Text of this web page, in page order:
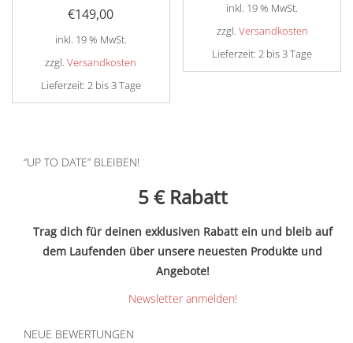
€149,00
inkl. 19 % MwSt.
zzgl.Versandkosten
Lieferzeit: 2 bis 3 Tage
inkl. 19 % MwSt.
zzgl. Versandkosten
Lieferzeit:2 bis 3 Tage
“UP TO DATE” BLEIBEN!
5 € Rabatt
Trag dich für deinen exklusiven Rabatt ein und bleib auf
dem Laufenden über unsere neuesten Produkte und
Angebote!
Newsletter anmelden!
NEUE BEWERTUNGEN